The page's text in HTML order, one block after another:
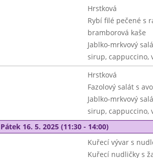
Hrstková
Rybí filé pečené s
bramborová kaše
Jablko-mrkvový
sirup, cappuccino,
Hrstková
Fazolový salát s
Jablko-mrkvový
sirup, cappuccino,
Pátek 16. 5. 2025 (11:30 - 14:00)
Kuřecí vývar s
Kuřecí nudličky s